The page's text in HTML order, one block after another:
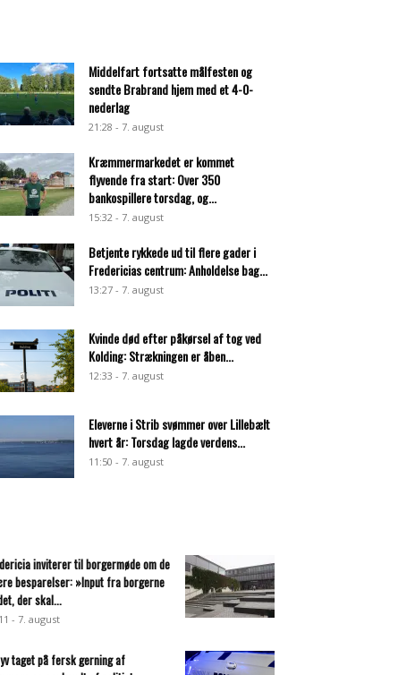
Middelfart fortsatte målfesten og
sendte Brabrand hjem med et 4-0-
nederlag
21:28 - 7. august
Kræmmermarkedet er kommet
flyvende fra start: Over 350
bankospillere torsdag, og...
15:32 - 7. august
Betjente rykkede ud til flere gader i
Fredericias centrum: Anholdelse bag...
13:27 - 7. august
Kvinde død efter påkørsel af tog ved
Kolding: Strækningen er åben...
12:33 - 7. august
Eleverne i Strib svømmer over Lillebælt
hvert år: Torsdag lagde verdens...
11:50 - 7. august
inviterer til borgermøde om de
besparelser: »Input fra borgerne
der skal...
- 7. august
taget på fersk gerning af